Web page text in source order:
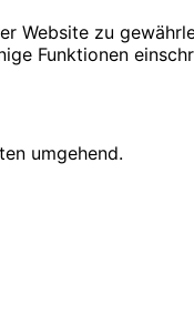
Website zu
Funktionen
umgehend.